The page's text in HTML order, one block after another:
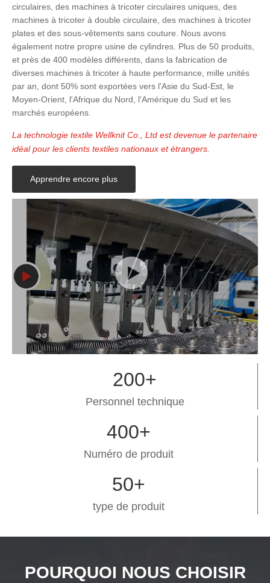
circulaires, des machines à tricoter circulaires uniques, des
machines à tricoter à double circulaire, des machines à tricoter
plates et des sous-vêtements sans couture. Nous avons
également notre propre usine de cylindres. Plus de 50 produits,
et près de 400 modèles différents, dans la fabrication de
diverses machines à tricoter à haute performance, mille unités
par an, dont 50% sont exportées vers l'Asie du Sud-Est, le
Moyen-Orient, l'Afrique du Nord, l'Amérique du Sud et les
marchés européens.
La technologie textile Wellknit Co., Ltd est devenue le partenaire
idéal pour les clients textiles nationaux et étrangers.
Apprendre encore plus
200+
Personnel technique
400+
Numéro de produit
50+
type de produit
POURQUOI NOUS CHOISIR